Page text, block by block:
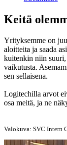
Keitä
Yrityksemme on
aloitteita ja saada
kuitenkin niin suuri,
vaikutusta.
sen sellaisena.
Logitechilla arvot
osa meitä, ja ne
Valokuva: SVC Intern